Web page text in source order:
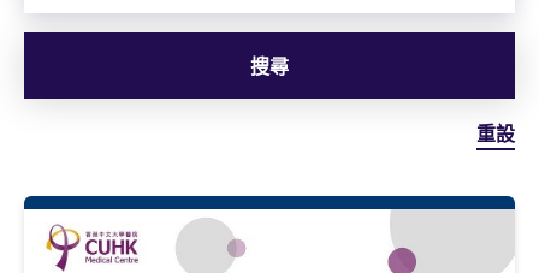
搜尋
重設